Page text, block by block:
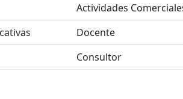
Actividades
Docente
Consultor